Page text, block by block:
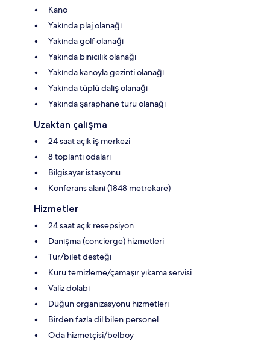
Kano
Yakında plaj olanağı
Yakında golf olanağı
Yakında binicilik olanağı
Yakında kanoyla gezinti olanağı
Yakında tüplü dalış olanağı
Yakında şaraphane turu olanağı
Uzaktan çalışma
24 saat açık iş merkezi
8 toplantı odaları
Bilgisayar istasyonu
Konferans alanı (1848 metrekare)
Hizmetler
24 saat açık resepsiyon
Danışma (concierge) hizmetleri
Tur/bilet desteği
Kuru temizleme/çamaşır yıkama servisi
Valiz dolabı
Düğün organizasyonu hizmetleri
Birden fazla dil bilen personel
Oda hizmetçisi/belboy